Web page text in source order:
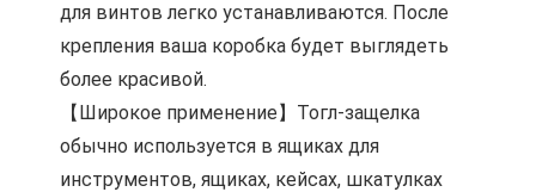
для винтов легко устанавливаются. После
крепления ваша коробка будет выглядеть
более красивой.
【Широкое применение】Тогл-защелка
обычно используется в ящиках для
инструментов, ящиках, кейсах, шкатулках